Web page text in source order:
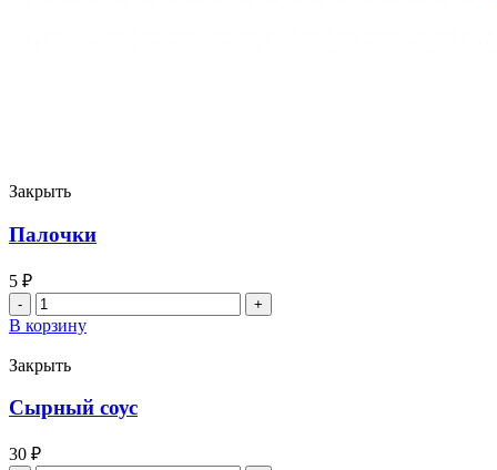
Закрыть
Палочки
5 ₽
Количество
товара
Палочки
В корзину
Закрыть
Сырный соус
30 ₽